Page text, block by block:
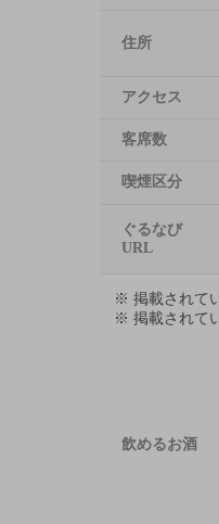
住所
アクセス
客席数
喫煙区分
ぐるなび
URL
※ 掲載されて
※ 掲載されて
飲めるお酒